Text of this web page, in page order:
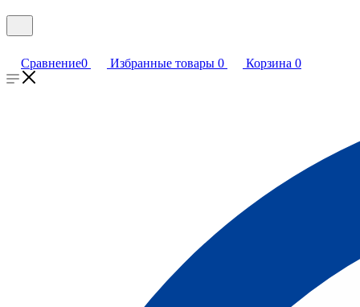
Сравнение0 Избранные товары 0 Корзина 0